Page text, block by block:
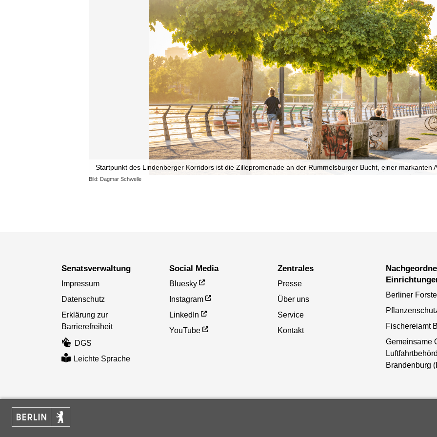
Startpunkt des Lindenberger Korridors ist die Zillepromenade an der Rummelsburger Bucht, einer markanten
Bild: Dagmar Schwelle
Senatsverwaltung
Impressum
Datenschutz
Erklärung zur
Barrierefreiheit
DGS
Leichte Sprache
Social Media
Bluesky
Instagram
LinkedIn
YouTube
Zentrales
Presse
Über uns
Service
Kontakt
Nachgeordnete
Berliner
Fischereiamt
Gemeinsame
Brandenburg